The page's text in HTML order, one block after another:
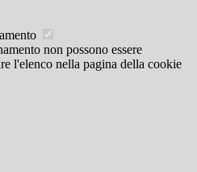
non possono essere
l'elenco nella pagina della cookie